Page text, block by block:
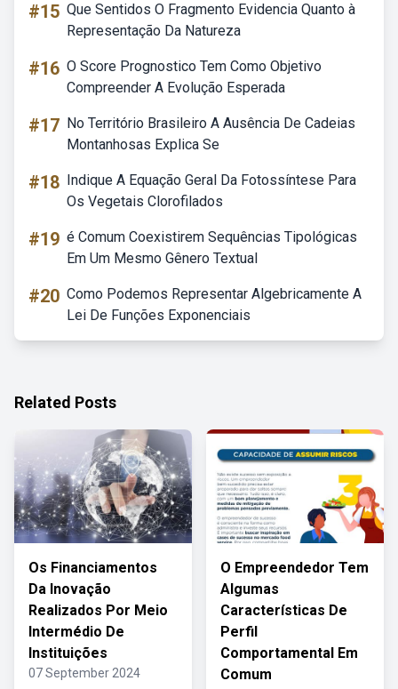
#15 Que Sentidos O Fragmento Evidencia Quanto à
Representação Da Natureza
#16 O Score Prognostico Tem Como Objetivo
Compreender A Evolução Esperada
#17 No Território Brasileiro A Ausência De Cadeias
Montanhosas Explica Se
#18 Indique A Equação Geral Da Fotossíntese Para
Os Vegetais Clorofilados
#19 é Comum Coexistirem Sequências Tipológicas
Em Um Mesmo Gênero Textual
#20 Como Podemos Representar Algebricamente A
Lei De Funções Exponenciais
Related Posts
Os Financiamentos
Da Inovação
Realizados Por Meio
Intermédio De
Instituições
07 September 2024
O Empreendedor Tem
Algumas
Características De
Perfil
Comportamental Em
Comum